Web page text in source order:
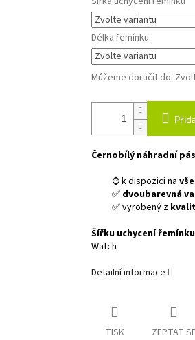
Délka řemínku
Můžeme doručit do:
Černobílý náhradní
⌚ k dispozici na
✅ dvoubarevná
✅ vyrobený z
Šířku uchycení řemínku
Watch
Detailní informace
TISK ZEPTAT